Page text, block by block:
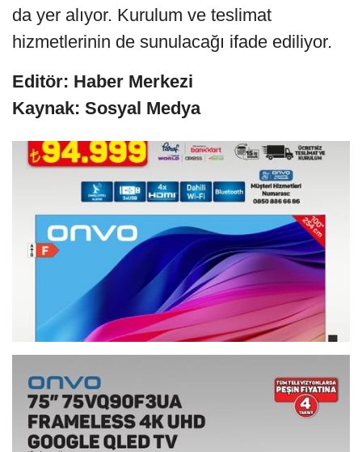
da yer alıyor. Kurulum ve teslimat
hizmetlerinin de sunulacağı ifade ediliyor.
Editör: Haber Merkezi
Kaynak: Sosyal Medya